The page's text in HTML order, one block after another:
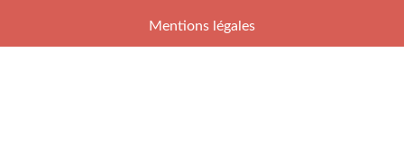
Mentions légales